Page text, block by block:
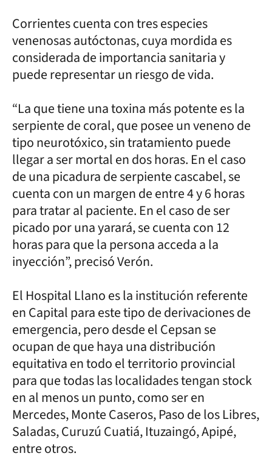
Corrientes cuenta con tres especies
venenosas autóctonas, cuya mordida es
considerada de importancia sanitaria y
puede representar un riesgo de vida.
“La que tiene una toxina más potente es la
serpiente de coral, que posee un veneno de
tipo neurotóxico, sin tratamiento puede
llegar a ser mortal en dos horas. En el caso
de una picadura de serpiente cascabel, se
cuenta con un margen de entre 4 y 6 horas
para tratar al paciente. En el caso de ser
picado por una yarará, se cuenta con 12
horas para que la persona acceda a la
inyección”, precisó Verón.
El Hospital Llano es la institución referente
en Capital para este tipo de derivaciones de
emergencia, pero desde el Cepsan se
ocupan de que haya una distribución
equitativa en todo el territorio provincial
para que todas las localidades tengan stock
en al menos un punto, como ser en
Mercedes, Monte Caseros, Paso de los Libres,
Saladas, Curuzú Cuatiá, Ituzaingó, Apipé,
entre otros.